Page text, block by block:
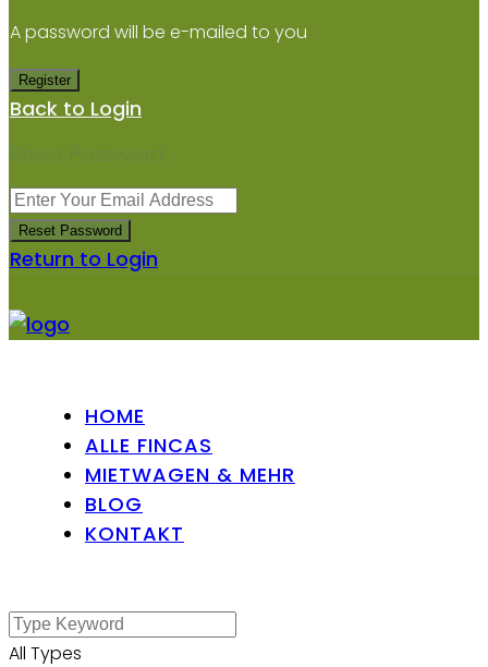
A password will be e-mailed to you
Register
Back to Login
Reset Password
Reset Password
Return to Login
HOME
ALLE FINCAS
MIETWAGEN & MEHR
BLOG
KONTAKT
All Types